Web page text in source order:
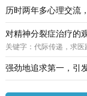
历时两年多心理交流
对精神分裂症治疗的
关键字：代际传递，求医
强劲地追求第一，引